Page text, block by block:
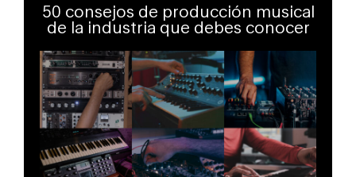
50 consejos de producción musical
de la industria que debes conocer